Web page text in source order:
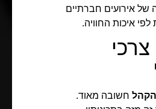
של אירועים חברתיים
איכות החוויה.
חשובה מאוד.